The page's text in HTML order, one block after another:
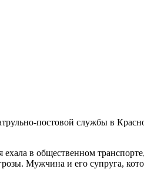
в общественном
Мужчина и его супруга,